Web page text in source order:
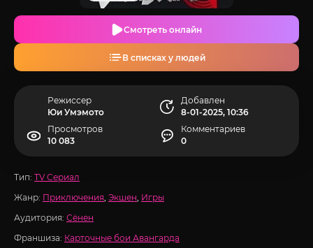
Смотреть онлайн
В списках у людей
Режиссер
Юи Умэмото
Добавлен
8-01-2025, 10:36
Просмотров
10 083
Комментариев
0
Тип: TV Сериал
Жанр: Приключения, Экшен, Игры
Аудитория: Сёнен
Франшиза: Карточные бои Авангарда